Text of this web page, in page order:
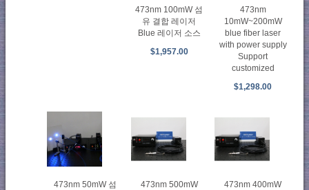
473nm 100mW 섬
유 결합 레이저
Blue 레이저 소스
$1,957.00
473nm
10mW~200mW
blue fiber laser
with power supply
Support
customized
$1,298.00
473nm 50mW 섬
473nm 500mW
473nm 400mW